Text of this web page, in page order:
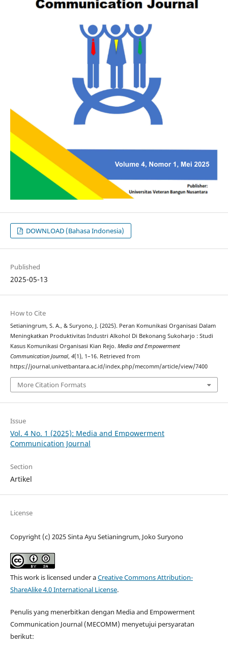
DOWNLOAD (Bahasa Indonesia)
Published
2025-05-13
How to Cite
Setianingrum, S. A., & Suryono, J. (2025). Peran Komunikasi Organisasi Dalam
Meningkatkan Produktivitas Industri Alkohol Di Bekonang Sukoharjo : Studi
Kasus Komunikasi Organisasi Kian Rejo. Media and Empowerment
Communication Journal, 4(1), 1–16. Retrieved from
https://journal.univetbantara.ac.id/index.php/mecomm/article/view/7400
More Citation Formats
Issue
Vol. 4 No. 1 (2025): Media and Empowerment
Communication Journal
Section
Artikel
License
Copyright (c) 2025 Sinta Ayu Setianingrum, Joko Suryono
This work is licensed under aCreative Commons Attribution-
ShareAlike 4.0 International License.
Penulis yang menerbitkan dengan Media and Empowerment
Communication Journal (MECOMM) menyetujui persyaratan
berikut: